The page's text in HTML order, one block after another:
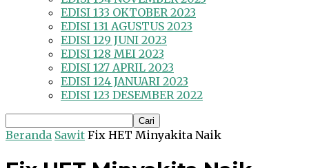
EDISI 133 OKTOBER 2023
EDISI 131 AGUSTUS 2023
EDISI 129 JUNI 2023
EDISI 128 MEI 2023
EDISI 127 APRIL 2023
EDISI 124 JANUARI 2023
EDISI 123 DESEMBER 2022
Beranda Sawit Fix HET Minyakita Naik